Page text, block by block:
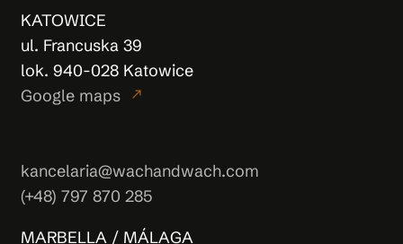
KATOWICE
ul. Francuska 39
lok. 940-028 Katowice
Google maps
north_east
kancelaria@wachandwach.com
(+48) 797 870 285
MARBELLA / MÁLAGA